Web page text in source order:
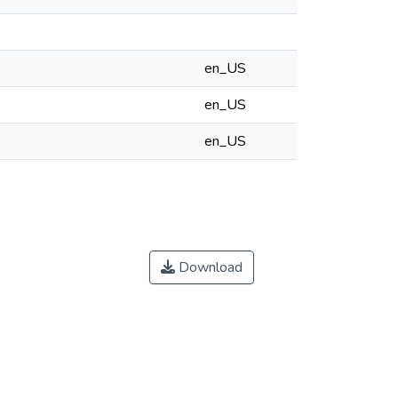
en_US
en_US
en_US
Download